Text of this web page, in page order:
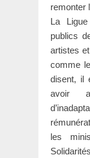
remonter
La
publics
artistes
comme
disent, il
avoir
les